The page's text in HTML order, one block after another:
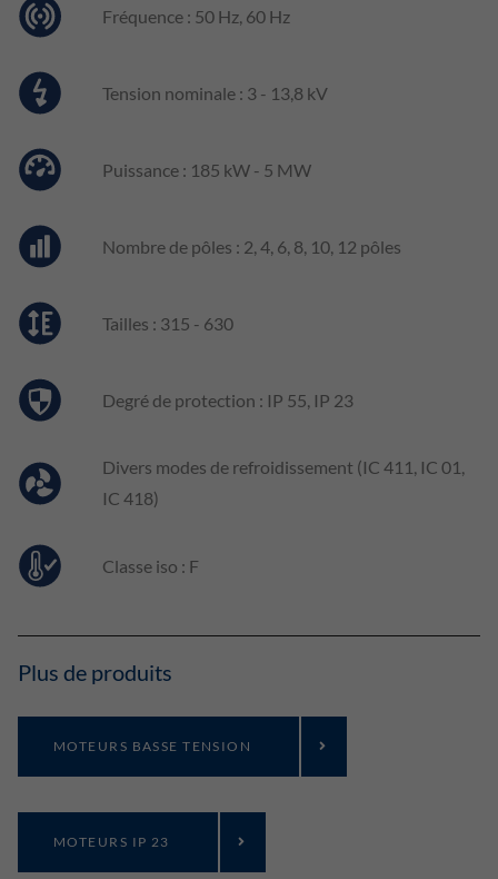
Fréquence : 50 Hz, 60 Hz
Tension nominale : 3 - 13,8 kV
Puissance : 185 kW - 5 MW
Nombre de pôles : 2, 4, 6, 8, 10, 12 pôles
Tailles : 315 - 630
Degré de protection : IP 55, IP 23
Divers modes de refroidissement (IC 411, IC 01,
IC 418)
Classe iso : F
Plus de produits
MOTEURS BASSE TENSION
MOTEURS IP 23